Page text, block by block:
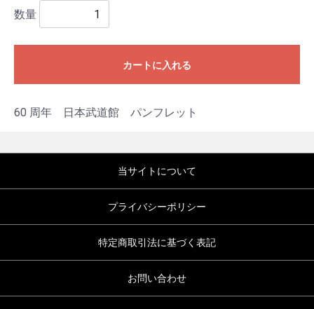
数量
カートに入れる
60 周年 日本武道館 パンフレット
当サイトについて
プライバシーポリシー
特定商取引法に基づく表記
お問い合わせ